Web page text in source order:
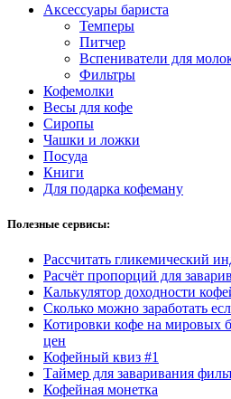
Аксессуары бариста
Темперы
Питчер
Вспениватели для
Фильтры
Кофемолки
Весы для кофе
Сиропы
Чашки и ложки
Посуда
Книги
Для подарка кофеману
Полезные сервисы:
Рассчитать гликемический
Расчёт пропорций для
Калькулятор доходности
Сколько можно заработать
Котировки кофе на мировых
цен
Кофейный квиз #1
Таймер для заваривания
Кофейная монетка